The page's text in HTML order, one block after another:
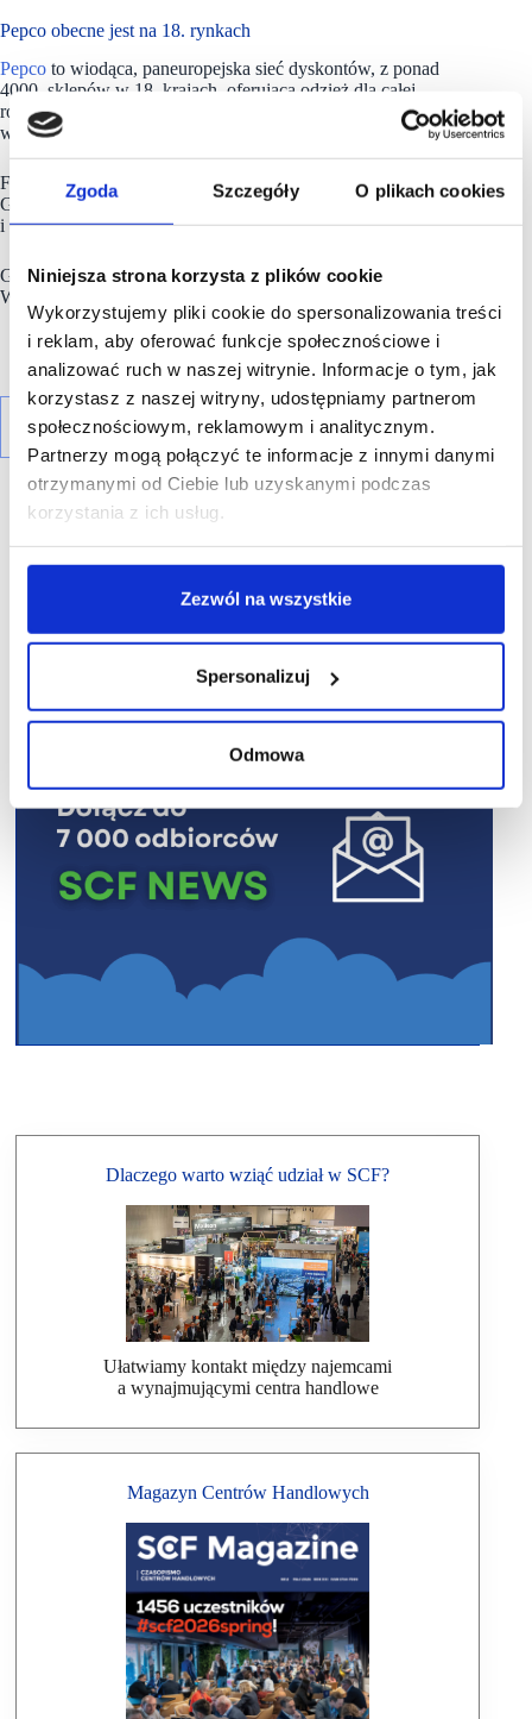
Zgoda Szczegóły O plikach cookies
Niniejsza strona korzysta z plików cookie
Wykorzystujemy pliki cookie do spersonalizowania treści
i reklam, aby oferować funkcje społecznościowe i
analizować ruch w naszej witrynie. Informacje o tym, jak
korzystasz z naszej witryny, udostępniamy partnerom
społecznościowym, reklamowym i analitycznym.
Partnerzy mogą połączyć te informacje z innymi danymi
otrzymanymi od Ciebie lub uzyskanymi podczas
korzystania z ich usług.
Zezwól na wszystkie
Spersonalizuj
Odmowa
Pepco obecne jest na 18. rynkach
Pepco to wiodąca, paneuropejska sieć dyskontów, z ponad
4000. sklepów w 18. krajach, oferująca odzież dla całej
rodziny, a także artykuły gospodarstwa domowego i zabawki
w bardzo atrakcyjnych cenach.
Firma powstała 22 lata temu w Polsce, a obecnie jest częścią
Grupy Pepco. Pepco zatrudnia obecnie ponad 32 000 osób
i obsługuje 36 milionów klientów miesięcznie.
GrupaPepcojest notowana na Giełdzie Papierów
Wartościowych w Warszawie (WSE: PCO).
R E K L A M A
Dlaczego warto wziąć udział w SCF?
Ułatwiamy kontakt między najemcami
a wynajmującymi centra handlowe
Magazyn Centrów Handlowych